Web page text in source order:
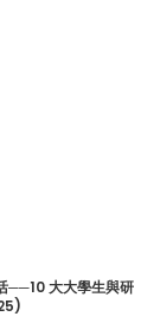
──10 大大學生與研